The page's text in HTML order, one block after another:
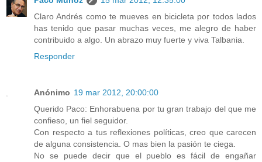
Claro Andrés como te mueves en bicicleta por todos lados
has tenido que pasar muchas veces, me alegro de haber
contribuido a algo. Un abrazo muy fuerte y viva Talbania.
Responder
Anónimo 19 mar 2012, 20:00:00
Querido Paco: Enhorabuena por tu gran trabajo del que me
confieso, un fiel seguidor.
Con respecto a tus reflexiones políticas, creo que carecen
de alguna consistencia. O mas bien la pasión te ciega.
No se puede decir que el pueblo es fácil de engañar